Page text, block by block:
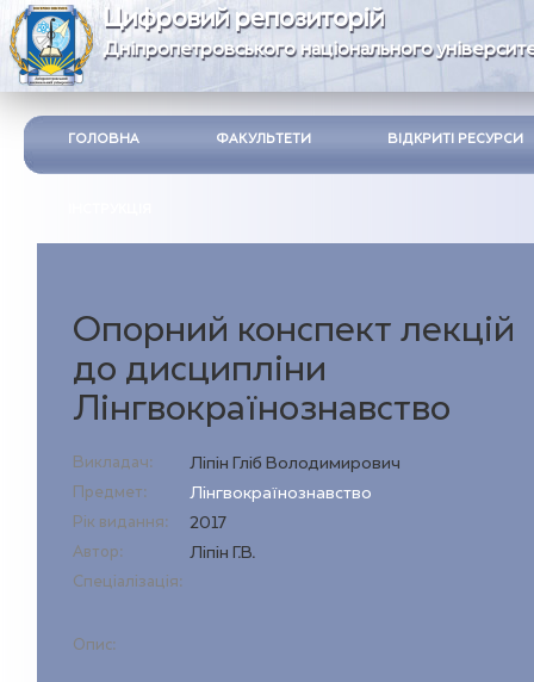
Цифровий репозиторій
Дніпропетровського національного
ГОЛОВНА ФАКУЛЬТЕТИ ВІДКРИТІ РЕСУРСИ
Опорний конспект лекцій
до дисципліни
Лінгвокраїнознавство
Викладач: Ліпін Гліб Володимирович
Предмет: Лінгвокраїнознавство
Рік видання: 2017
Автор: Ліпін Г.В.
Спеціалізація:
Опис: